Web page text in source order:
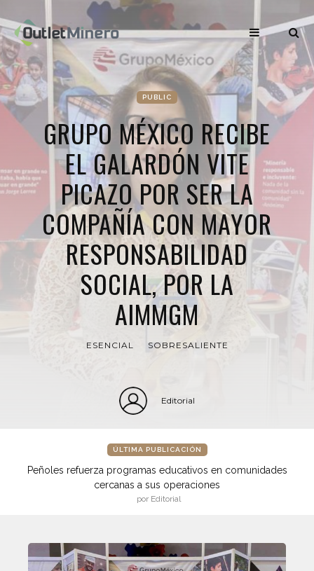
PUBLIC
GRUPO MÉXICO RECIBE
EL GALARDÓN VITE
PICAZO POR SER LA
COMPAÑÍA CON MAYOR
RESPONSABILIDAD
SOCIAL, POR LA
AIMMGM
ESENCIAL SOBRESALIENTE
Editorial
ÚLTIMA PUBLICACIÓN
Peñoles refuerza programas educativos en comunidades
cercanas a sus operaciones
por Editorial